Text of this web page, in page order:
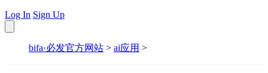
Log In Sign Up
bifa·必发官方网站 > ai应用 >